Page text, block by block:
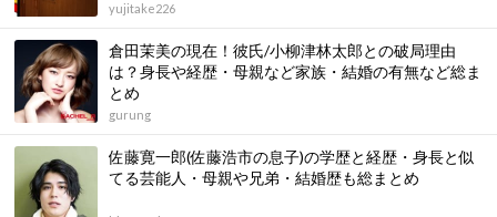
yujitake226
倉田茉美の現在！彼氏/小柳津林太郎との破局理由
は？身長や経歴・母親など家族・結婚の有無など総ま
とめ
gurung
佐藤寛一郎(佐藤浩市の息子)の学歴と経歴・身長と似
てる芸能人・母親や兄弟・結婚歴も総まとめ